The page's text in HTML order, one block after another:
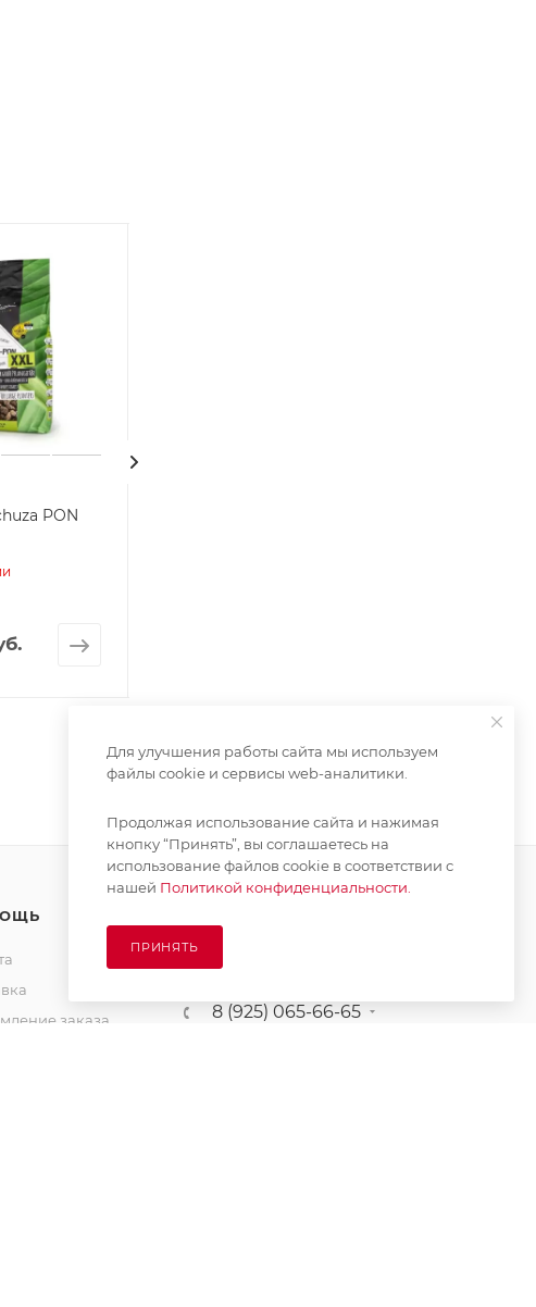
PON
заказа
8 (925) 065-66-65
Для улучшения работы сайта мы используем
файлы cookie и сервисы web-аналитики.
Продолжая использование сайта и нажимая
кнопку “Принять”, вы соглашаетесь на
использование файлов cookie в соответствии с
нашей Политикой конфиденциальности.
ПРИНЯТЬ